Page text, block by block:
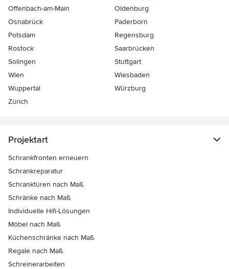
Offenbach-am-Main
Oldenburg
Osnabrück
Paderborn
Potsdam
Regensburg
Rostock
Saarbrücken
Solingen
Stuttgart
Wien
Wiesbaden
Wuppertal
Würzburg
Zürich
Projektart
Schrankfronten erneuern
Schrankreparatur
Schranktüren nach Maß
Schränke nach Maß
Individuelle Hifi-Lösungen
Möbel nach Maß
Küchenschränke nach Maß
Regale nach Maß
Schreinerarbeiten